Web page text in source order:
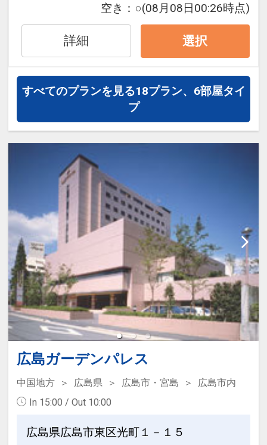
お好み村 徒歩約10分
繁華街まで 徒歩10分圏内
新市民球場 タクシーで約10分
広島城 徒歩約15分
世界遺産厳島神社 路面電車約60分
県立体育館（グリーンアリーナ）徒歩約
※ビジネス・・・紙屋町、大手町はホテ
ル周辺の好立地！！
国際会議場 徒歩約10分
県庁、市役所 徒歩約10分
県立産業会館 車約10分
注意事項：
※このプランは割引等の併用は出来ませ
ん。
設定期間：2021年12月20日～2026年9
月30日
インターネットコース番号：DP-2-
200000002031
ます。パソコンはLAN接続も可能(LAN
ケーブル全室完備)
【客室設備】液晶テレビ(地上デジタル
Ｉ対応､ユニットバス､シャワートイレ、
個別空調､デュベ（羽毛布団）、明るい
シーリングライト､電気ポット､歯ブラ
イスタオル、ハンドタオル、浴衣、シャ
ンプー､コンディショナー、ボディソー
プ、フェイスソープ、ドライヤー、お茶
セット、多機能携帯充電器
【コンビニ】ローソン徒歩約1分・セフ
ンイレブン徒歩約3分・ファミリーマー
ト徒歩約3分
【近隣情報】
※観光
世界遺産原爆ドーム 徒歩約10分
平和記念公園 徒歩約10分
お好み村 徒歩約10分
繁華街まで 徒歩10分圏内
広島城 徒歩約15分
世界遺産厳島神社 路面電車約60分
空き： ○(08月08日00:26時点)
詳細 選択
すべてのプランを見る18プラン、6部屋タイ
プ
広島ガーデンパレス
中国地方 広島県 広島市・宮島
広島市内
In 15:00 / Out 10:00
広島県広島市東区光町１－１５